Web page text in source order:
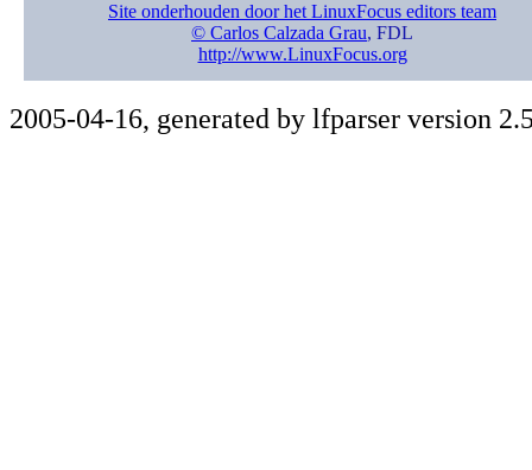
Site onderhouden door het LinuxFocus editors team
© Carlos Calzada Grau, FDL
http://www.LinuxFocus.org
2005-04-16, generated by lfparser version